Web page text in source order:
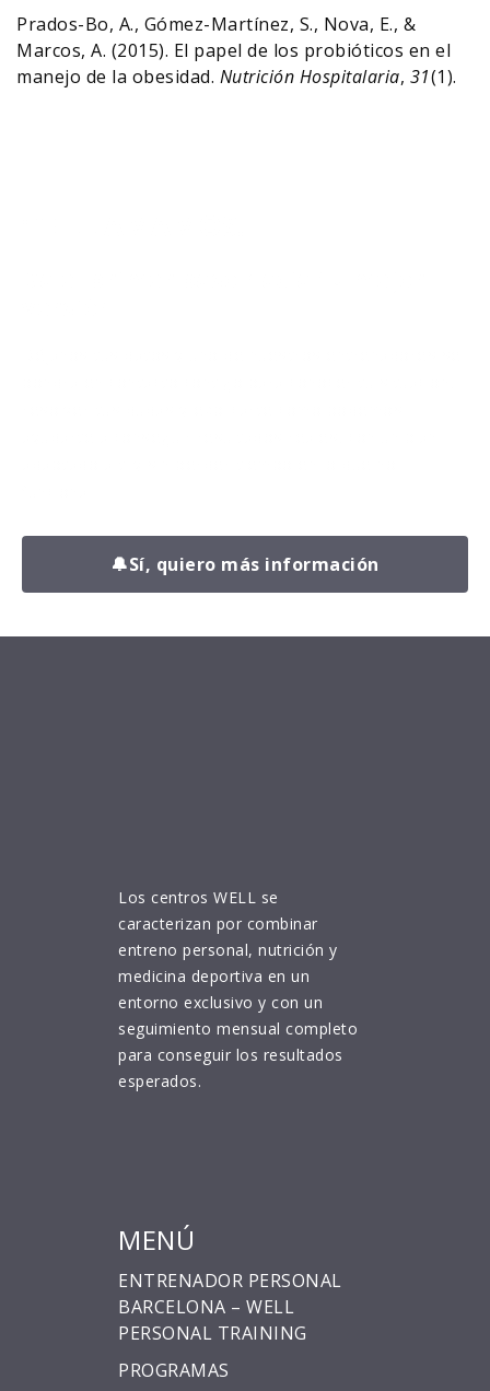
Prados-Bo, A., Gómez-Martínez, S., Nova, E., &
Marcos, A. (2015). El papel de los probióticos en el
manejo de la obesidad. Nutrición Hospitalaria, 31(1).
🔔Sí, quiero más información
Los centros WELL se
caracterizan por combinar
entreno personal, nutrición y
medicina deportiva en un
entorno exclusivo y con un
seguimiento mensual completo
para conseguir los resultados
esperados.
MENÚ
ENTRENADOR PERSONAL
BARCELONA – WELL
PERSONAL TRAINING
PROGRAMAS